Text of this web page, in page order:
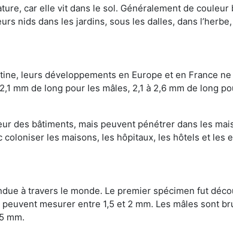
car elle vit dans le sol. Généralement de
nids dans les jardins, sous les dalles, dans
leurs développements en Europe et en France ne
mm de long pour les mâles, 2,1 à 2,6 mm de long
des bâtiments, mais peuvent pénétrer dans les
les maisons, les hôpitaux, les hôtels et les
à travers le monde. Le premier spécimen fut
mesurer entre 1,5 et 2 mm. Les mâles sont
mm.